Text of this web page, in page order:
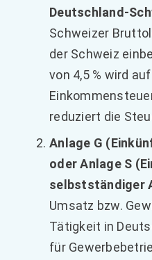
Deutschland-
Schweizer
der Schweiz
von 4,5 % wird
reduziert die
Anlage G
oder Anlage S
selbstständiger
Umsatz bzw.
Tätigkeit in
für